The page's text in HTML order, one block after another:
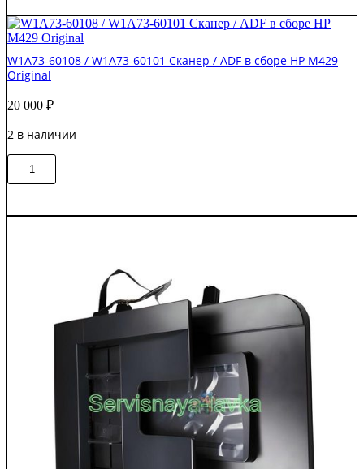
Автоподатчик
(ADF)
в
сборе
HP
M127
W1A73-60108 / W1A73-60101 Сканер / ADF в сборе HP M429
Original
20 000 ₽
2 в наличии
Количество
товара
/